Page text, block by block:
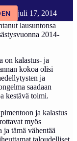
juli 17, 2014
lausuntonsa
2014-
on kalastus- ja
kokoa olisi
ja
saadaan
kestävä toimi.
ja kalastus
myös
tämä vähentää
taloudelliset